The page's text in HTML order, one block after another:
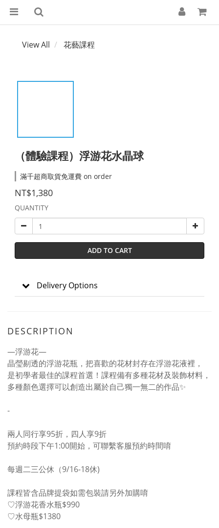
View All 花藝課程
（體驗課程）浮游花水晶球
滿千超商取貨免運費 on order
NT$1,380
QUANTITY
ADD TO CART
Delivery Options
DESCRIPTION
—浮游花—
晶瑩剔透的浮游花瓶，把喜歡的花材封存在浮游花液裡，
是初學者最佳的課程首選！課程備有多種花材及裝飾材料，
多種顏色選擇可以創造出屬於自己獨一無二的作品✨
-
兩人同行享95折，四人享9折
預約時段下午1:00開始，可聯繫客服預約時間唷
每週二三公休（9/16-18休)
課程皆含品牌提袋如需包裝請另外加購唷
♡浮游花香水瓶$990
♡水母瓶$1380